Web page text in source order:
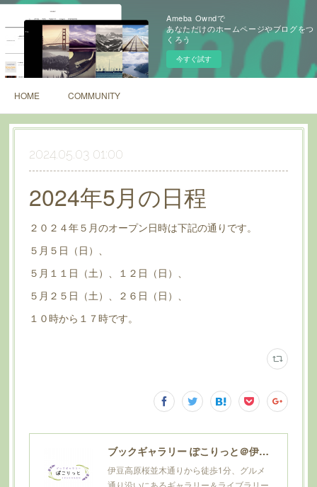
Ameba Owndで
あなただけのホームページやブログをつ
くろう
今すぐ試す
HOME COMMUNITY
2024.05.03 01:00
2024年5月の日程
２０２４年５月のオープン日時は下記の通りです。
５月５日（日）、
５月１１日（土）、１２日（日）、
５月２５日（土）、２６日（日）、
１０時から１７時です。
ブックギャラリー ぽこりっと＠伊豆高原
伊豆高原桜並木通りから徒歩1分、グルメ
通り沿いにあるギャラリー＆ライブラリー